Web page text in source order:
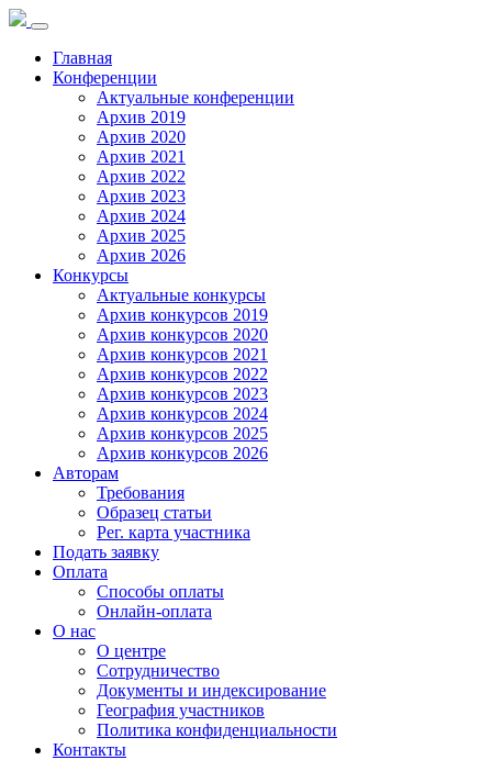
Toggle
navigation
Главная
Конференции
Актуальные конференции
Архив 2019
Архив 2020
Архив 2021
Архив 2022
Архив 2023
Архив 2024
Архив 2025
Архив 2026
Конкурсы
Актуальные конкурсы
Архив конкурсов 2019
Архив конкурсов 2020
Архив конкурсов 2021
Архив конкурсов 2022
Архив конкурсов 2023
Архив конкурсов 2024
Архив конкурсов 2025
Архив конкурсов 2026
Авторам
Требования
Образец статьи
Рег. карта участника
Подать заявку
Оплата
Способы оплаты
Онлайн-оплата
О нас
О центре
Сотрудничество
Документы и индексирование
География участников
Политика конфиденциальности
Контакты